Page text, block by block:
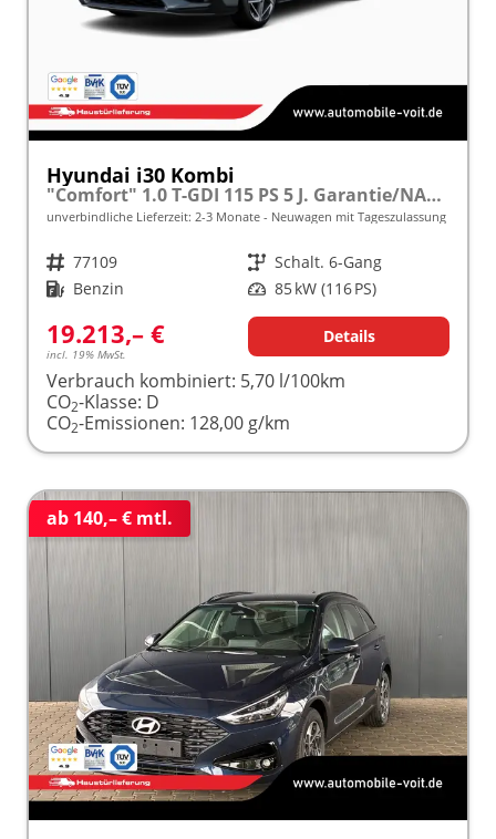
Hyundai i30 Kombi
"Comfort" 1.0 T-GDI 115 PS 5 J. Garantie/NAVI 10,25"/LED-Scheinwerfer/Parksensoren vo. + hi./Rückfahrkamera/Tempomat
unverbindliche Lieferzeit: 2-3 Monate Neuwagen mit Tageszulassung
Fahrzeugnr. 77109 Getriebe Schalt. 6-Gang
Kraftstoff Benzin Leistung 85 kW (116 PS)
19.213,– €
incl. 19% MwSt.
Details
Verbrauch kombiniert: 5,70 l/100km
CO2-Klasse: D
CO2-Emissionen: 128,00 g/km
ab 140,– € mtl.